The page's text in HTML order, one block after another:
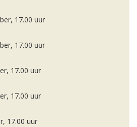
17.00 uur
17.00 uur
17.00 uur
17.00 uur
17.00 uur